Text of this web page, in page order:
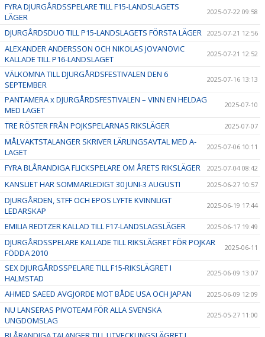
FYRA DJURGÅRDSSPELARE TILL F15-LANDSLAGETS
LÄGER
2025-07-22 09:58
DJURGÅRDSDUO TILL P15-LANDSLAGETS FÖRSTA LÄGER 2025-07-21 12:56
ALEXANDER ANDERSSON OCH NIKOLAS JOVANOVIC
KALLADE TILL P16-LANDSLAGET
2025-07-21 12:52
VÄLKOMNA TILL DJURGÅRDSFESTIVALEN DEN 6
SEPTEMBER
2025-07-16 13:13
PANTAMERA x DJURGÅRDSFESTIVALEN – VINN EN HELDAG
MED LAGET
2025-07-10
TRE RÖSTER FRÅN POJKSPELARNAS RIKSLÄGER 2025-07-07
MÅLVAKTSTALANGER SKRIVER LÄRLINGSAVTAL MED A-
LAGET
2025-07-06 10:11
FYRA BLÅRANDIGA FLICKSPELARE OM ÅRETS RIKSLÄGER 2025-07-04 08:42
KANSLIET HAR SOMMARLEDIGT 30 JUNI-3 AUGUSTI 2025-06-27 10:57
DJURGÅRDEN, STFF OCH EPOS LYFTE KVINNLIGT
LEDARSKAP
2025-06-19 17:44
EMILIA REDTZER KALLAD TILL F17-LANDSLAGSLÄGER 2025-06-17 19:49
DJURGÅRDSSPELARE KALLADE TILL RIKSLÄGRET FÖR POJKAR
FÖDDA 2010
2025-06-11
SEX DJURGÅRDSSPELARE TILL F15-RIKSLÄGRET I
HALMSTAD
2025-06-09 13:07
AHMED SAEED AVGJORDE MOT BÅDE USA OCH JAPAN 2025-06-09 12:09
NU LANSERAS PIVOTEAM FÖR ALLA SVENSKA
UNGDOMSLAG
2025-05-27 11:00